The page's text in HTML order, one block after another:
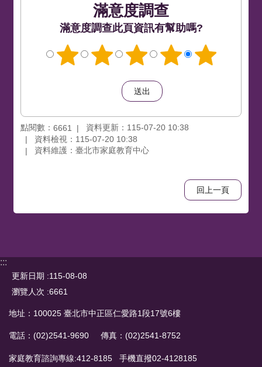
滿意度調查此頁資訊有幫助嗎?
點閱數： 6661
資料更新：115-07-20 10:38
資料檢視：115-07-20 10:38
資料維護：臺北市家庭教育中心
回上一頁
:::
更新日期
115-08-08
瀏覽人次 6661
地址：100025 臺北市中正區仁愛路1段17號6樓
電話：(02)2541-9690 傳真：(02)2541-8752
家庭教育諮詢專線:412-8185 手機直撥02-4128185